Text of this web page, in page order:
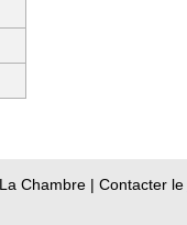
Chambre | Contacter le